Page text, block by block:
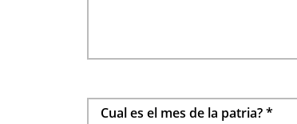
Cual es el mes de la patria?*